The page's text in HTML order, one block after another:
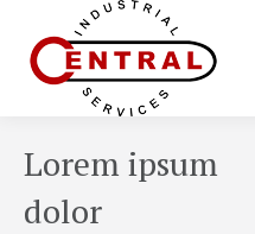
Lorem ipsum
dolor